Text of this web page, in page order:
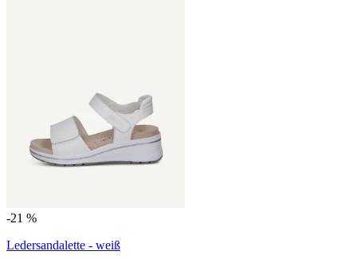
-21 %
Ledersandalette - weiß